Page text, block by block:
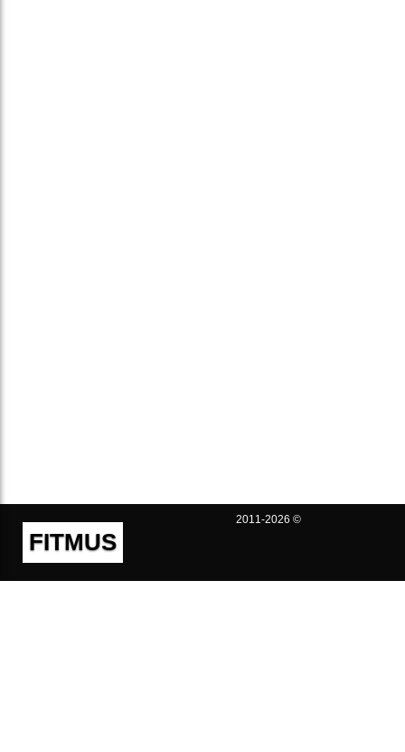
FITMUS
2011-2026 ©